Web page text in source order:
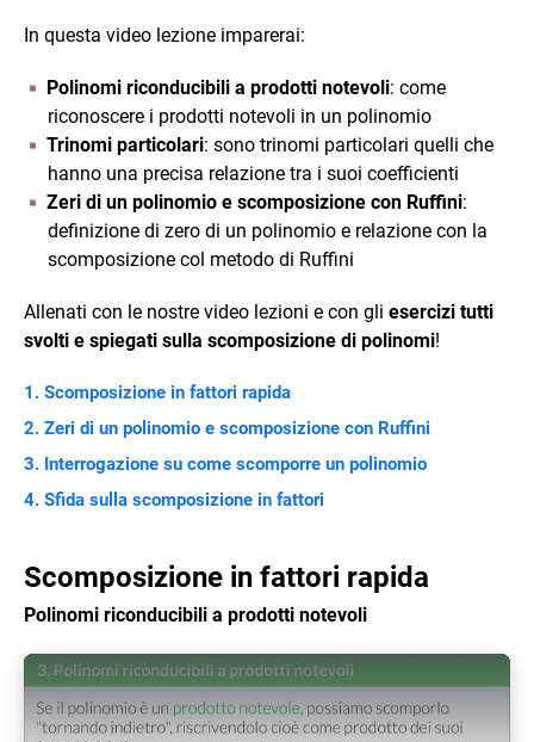
In questa video lezione imparerai:
Polinomi riconducibili a prodotti notevoli: come
riconoscere i prodotti notevoli in un polinomio
Trinomi particolari: sono trinomi particolari quelli che
hanno una precisa relazione tra i suoi coefficienti
Zeri di un polinomio e scomposizione con Ruffini:
definizione di zero di un polinomio e relazione con la
scomposizione col metodo di Ruffini
Allenati con le nostre video lezioni e con gli esercizi tutti
svolti e spiegati sulla scomposizione di polinomi!
Scomposizione in fattori rapida
Zeri di un polinomio e scomposizione con Ruffini
Interrogazione su come scomporre un polinomio
Sfida sulla scomposizione in fattori
Scomposizione in fattori rapida
Polinomi riconducibili a prodotti notevoli